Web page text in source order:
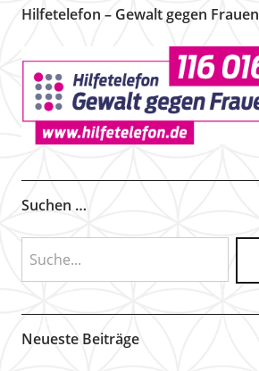
Hilfetelefon – Gewalt gegen Frauen
Suchen …
Neueste Beiträge